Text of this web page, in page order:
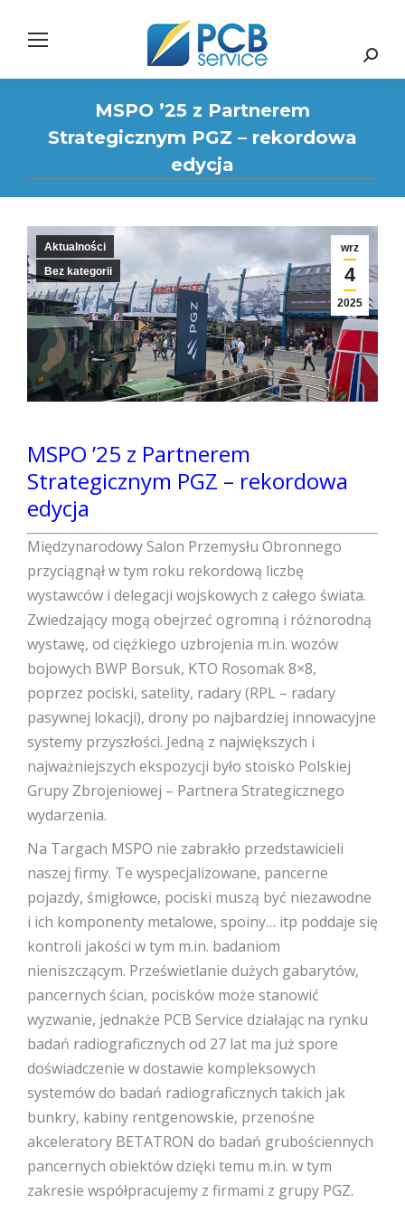
Search:
MSPO ’25 z Partnerem
Strategicznym PGZ – rekordowa
edycja
wrz
4
2025
Aktualności
Bez kategorii
MSPO ’25 z Partnerem
Strategicznym PGZ – rekordowa
edycja
Międzynarodowy Salon Przemysłu Obronnego
przyciągnął w tym roku rekordową liczbę
wystawców i delegacji wojskowych z całego świata.
Zwiedzający mogą obejrzeć ogromną i różnorodną
wystawę, od ciężkiego uzbrojenia m.in. wozów
bojowych BWP Borsuk, KTO Rosomak 8×8,
poprzez pociski, satelity, radary (RPL – radary
pasywnej lokacji), drony po najbardziej innowacyjne
systemy przyszłości. Jedną z największych i
najważniejszych ekspozycji było stoisko Polskiej
Grupy Zbrojeniowej – Partnera Strategicznego
wydarzenia.
Na Targach MSPO nie zabrakło przedstawicieli
naszej firmy. Te wyspecjalizowane, pancerne
pojazdy, śmigłowce, pociski muszą być niezawodne
i ich komponenty metalowe, spoiny… itp poddaje się
kontroli jakości w tym m.in. badaniom
nieniszczącym. Prześwietlanie dużych gabarytów,
pancernych ścian, pocisków może stanowić
wyzwanie, jednakże PCB Service działając na rynku
badań radiograficznych od 27 lat ma już spore
doświadczenie w dostawie kompleksowych
systemów do badań radiograficznych takich jak
bunkry, kabiny rentgenowskie, przenośne
akceleratory BETATRON do badań grubościennych
pancernych obiektów dzięki temu m.in. w tym
zakresie współpracujemy z firmami z grupy PGZ.